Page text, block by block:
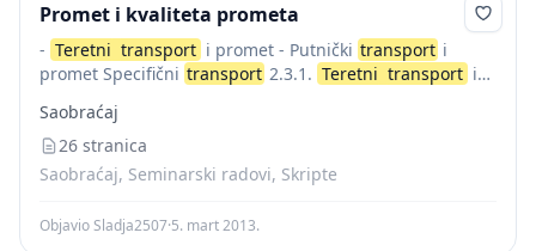
Promet i kvaliteta prometa
- Teretni transport i promet - Putnički transport i
promet Specifični transport 2.3.1. Teretni transport i
djelatnost prevoženja, premještanja, prenošenje,
transportiranja, prometovanja stvarnih...
Saobraćaj
26 stranica
Saobraćaj, Seminarski radovi, Skripte
Objavio Sladja2507·5. mart 2013.